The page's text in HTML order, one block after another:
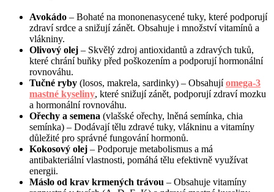
Avokádo – Bohaté na mononenasycené tuky, které podporují
zdraví srdce a snižují zánět. Obsahuje i množství vitamínů a
vlákniny.
Olivový olej – Skvělý zdroj antioxidantů a zdravých tuků,
které chrání buňky před poškozením a podporují hormonální
rovnováhu.
Tučné ryby (losos, makrela, sardinky) – Obsahujíomega-3
mastné kyseliny, které snižují zánět, podporují zdraví mozku
a hormonální rovnováhu.
Ořechy a semena (vlašské ořechy, lněná semínka, chia
semínka) – Dodávají tělu zdravé tuky, vlákninu a vitamíny
důležité pro správné fungování hormonů.
Kokosový olej – Podporuje metabolismus a má
antibakteriální vlastnosti, pomáhá tělu efektivně využívat
energii.
Máslo od krav krmených trávou – Obsahuje vitamíny